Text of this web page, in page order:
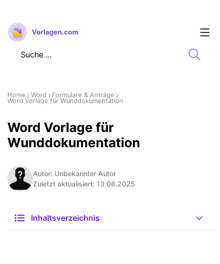
Zum
Inhalt
springen
Home Word
Formulare & Anträge
Word Vorlage für Wunddokumentation
Word Vorlage für
Wunddokumentation
Autor: Unbekannter Autor
Zuletzt aktualisiert: 13.08.2025
Inhaltsverzeichnis